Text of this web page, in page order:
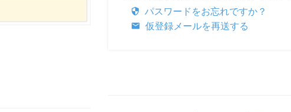
パスワードをお忘れですか？
仮登録メールを再送する